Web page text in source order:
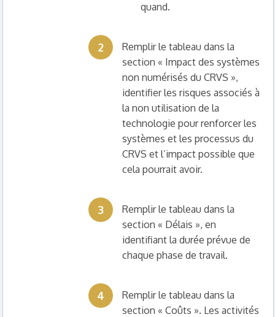
quand.
2
Remplir le tableau dans la
section « Impact des systèmes
non numérisés du CRVS »,
identifier les risques associés à
la non utilisation de la
technologie pour renforcer les
systèmes et les processus du
CRVS et l’impact possible que
cela pourrait avoir.
3
Remplir le tableau dans la
section « Délais », en
identifiant la durée prévue de
chaque phase de travail.
4
Remplir le tableau dans la
section « Coûts ». Les activités